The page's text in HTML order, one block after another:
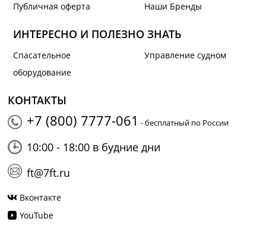
Публичная оферта
Наши Бренды
ИНТЕРЕСНО И ПОЛЕЗНО ЗНАТЬ
Спасательное
оборудование
Управление судном
КОНТАКТЫ
+7 (800) 7777-061 - бесплатный по России
10:00 - 18:00 в будние дни
ft@7ft.ru
Вконтакте
YouTube